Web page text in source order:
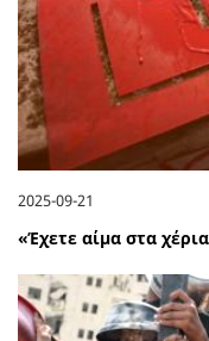
2025-09-21
«Έχετε αίμα στα